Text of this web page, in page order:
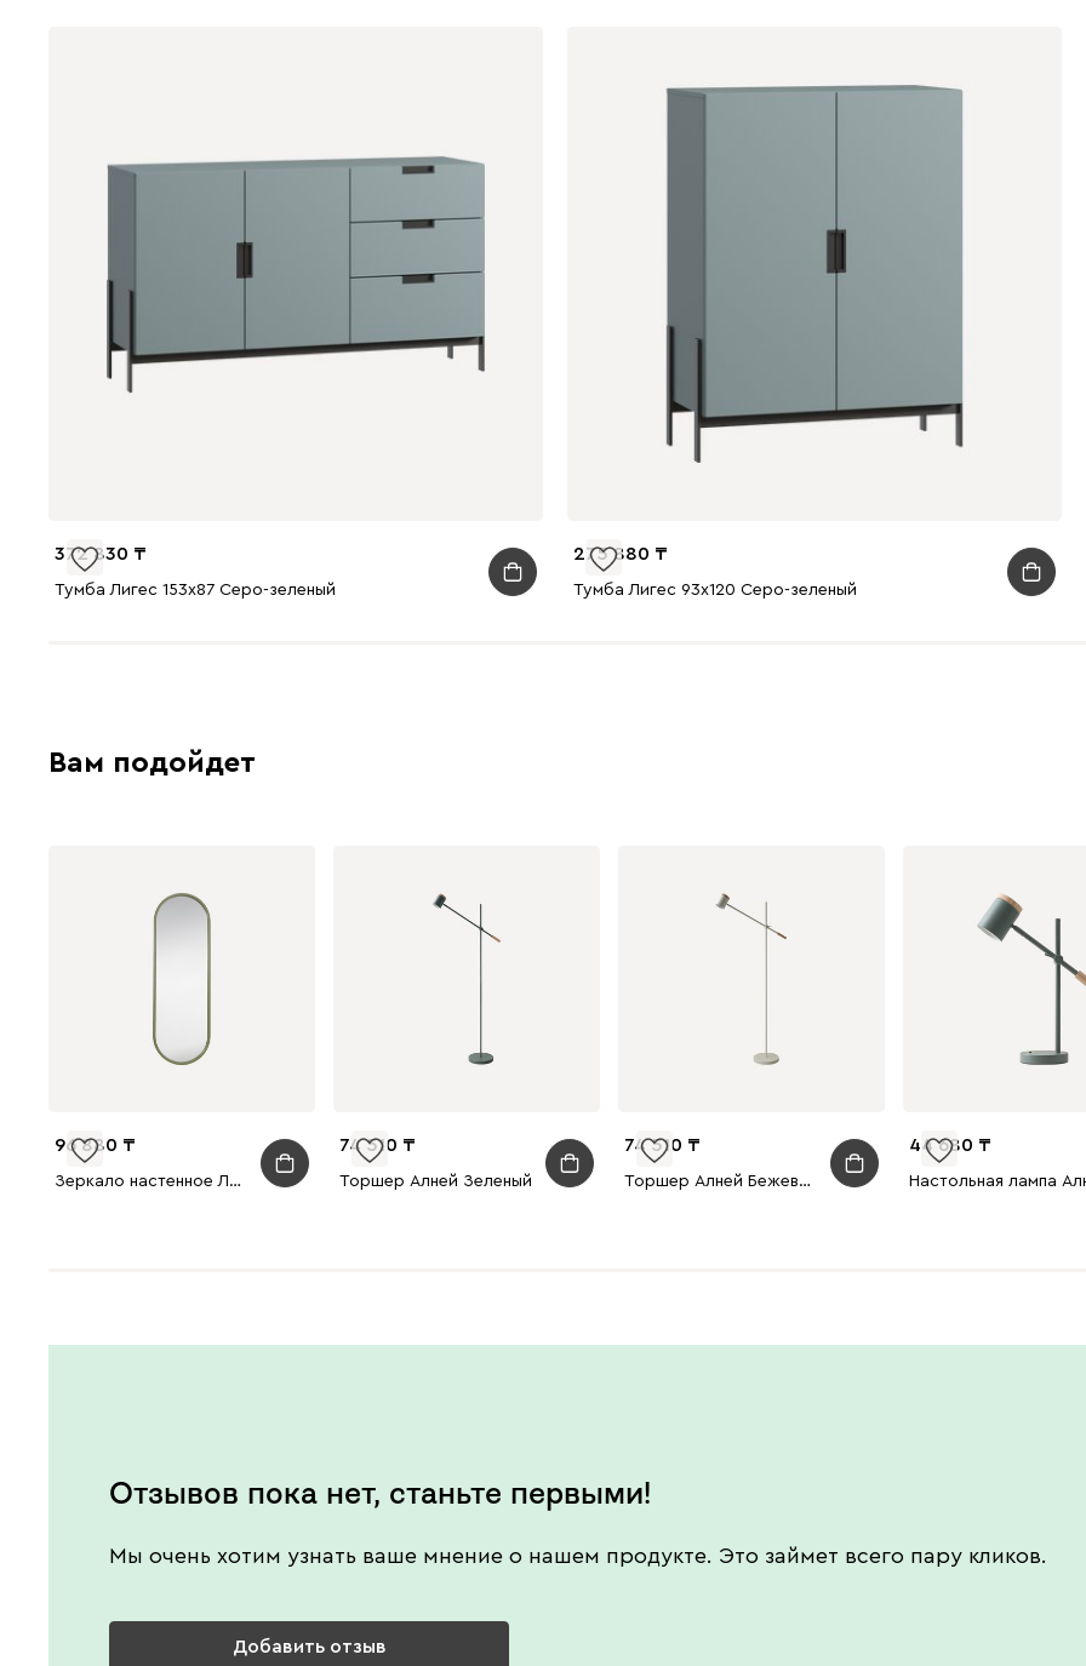
372 830
Тумба Лигес 153x87 Серо-зеленый
275 880
Тумба Лигес 93x120 Серо-зеленый
Вам подойдет
96 880
Зеркало настенное Линн Оливковый 50x150
74 510
Торшер Алней Зеленый
74 510
Торшер Алней Бежевый
44 680
Отзывов пока нет, станьте первыми!
Мы очень хотим узнать ваше мнение о нашем продукте. Это займет всего пару кликов.
Добавить отзыв